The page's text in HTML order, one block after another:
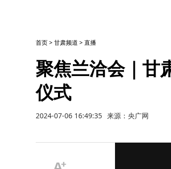
首页>甘肃频道 >直播
聚焦兰洽会｜甘
仪式
2024-07-06 16:49:35 来源：央广网